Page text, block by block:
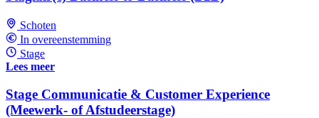
Schoten
In overeenstemming
Stage
Lees meer
Stage Communicatie & Customer Experience
(Meewerk- of Afstudeerstage)